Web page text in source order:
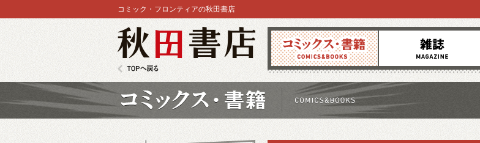
コミックス 雑誌
コミック・フロンティアの秋田書店